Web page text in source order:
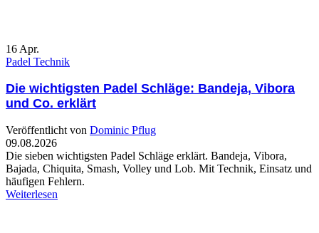
16 Apr.
Padel Technik
Die wichtigsten Padel Schläge: Bandeja, Vibora
und Co. erklärt
Veröffentlicht von Dominic Pflug
09.08.2026
Die sieben wichtigsten Padel Schläge erklärt. Bandeja, Vibora,
Bajada, Chiquita, Smash, Volley und Lob. Mit Technik, Einsatz und
häufigen Fehlern.
Weiterlesen